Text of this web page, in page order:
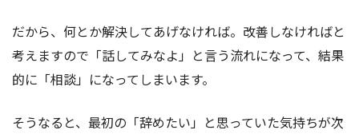
だから、何とか解決してあげなければ。改善しなければと
考えますので「話してみなよ」と言う流れになって、結果
的に「相談」になってしまいます。
そうなると、最初の「辞めたい」と思っていた気持ちが次